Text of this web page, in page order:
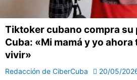
Tiktoker cubano compra su
Cuba: «Mi mamá y yo
vivir»
Redacción de CiberCuba 20/05/